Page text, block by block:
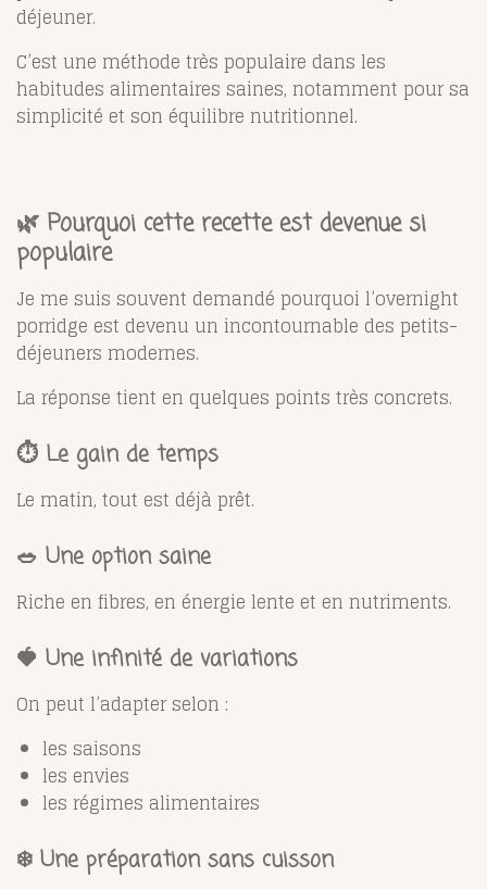
déjeuner.
C’est une méthode très populaire dans les
habitudes alimentaires saines, notamment pour sa
simplicité et son équilibre nutritionnel.
🌿 Pourquoi cette recette est devenue si
populaire
Je me suis souvent demandé pourquoi l’overnight
porridge est devenu un incontournable des petits-
déjeuners modernes.
La réponse tient en quelques points très concrets.
⏱️ Le gain de temps
Le matin, tout est déjà prêt.
🥗 Une option saine
Riche en fibres, en énergie lente et en nutriments.
🍓 Une infinité de variations
On peut l’adapter selon :
les saisons
les envies
les régimes alimentaires
❄️ Une préparation sans cuisson